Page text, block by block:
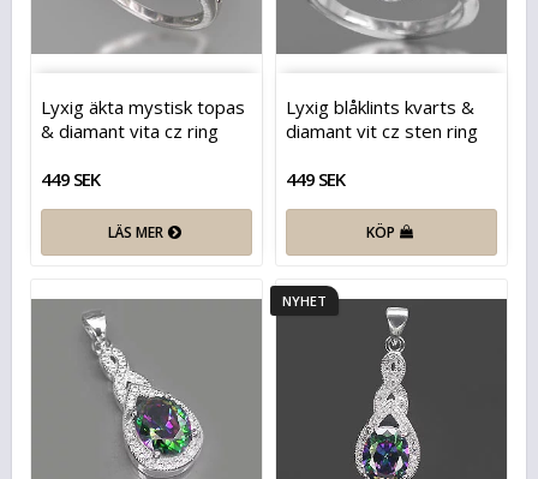
Lyxig äkta mystisk topas
& diamant vita cz ring
449 SEK
LÄS MER
Lyxig blåklints kvarts &
diamant vit cz sten ring
449 SEK
KÖP
NYHET